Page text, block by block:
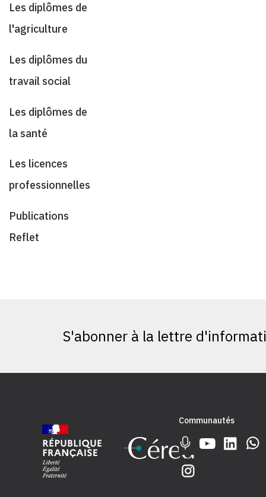
Les diplômes de
l'agriculture
Les diplômes du
travail social
Les diplômes de
la santé
Les licences
professionnelles
Publications
Reflet
S'abonner à la lettre
Communautés